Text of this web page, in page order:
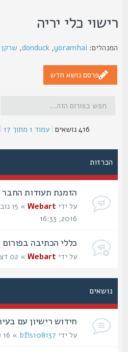
כלי יריה
yoramhai
,
donduck
,שרקן
פרסם נושא חדש
|עמוד1מתוך17
|
1
הכרזות
הזמנת תעודות החבר של
על ידיWebart
» 15 נובמבר
כללי הכתיבה בפורום
על ידיWebart» 02 דצמבר 2009, 23:06
נושאים
חידוש רישיון עם בעיה
על ידיbfis108137» 16 ספטמבר 2024, 15:16